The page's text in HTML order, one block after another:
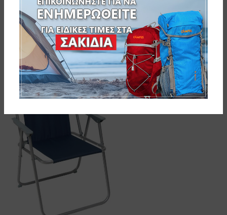
SKU:152-9693-1
Related products